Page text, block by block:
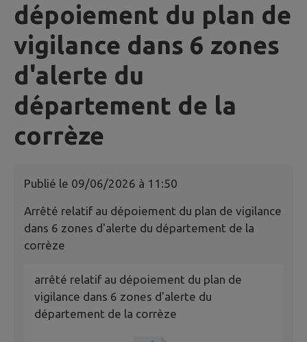
dépoiement du plan de
vigilance dans 6 zones
d'alerte du
département de la
corrèze
Publié le 09/06/2026 à 11:50
Arrêté relatif au dépoiement du plan de vigilance
dans 6 zones d'alerte du département de la
corrèze
arrêté relatif au dépoiement du plan de
vigilance dans 6 zones d'alerte du
département de la corrèze